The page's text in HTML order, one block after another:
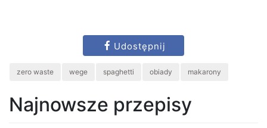
Udostępnij
zero waste wege spaghetti obiady makarony
Najnowsze przepisy